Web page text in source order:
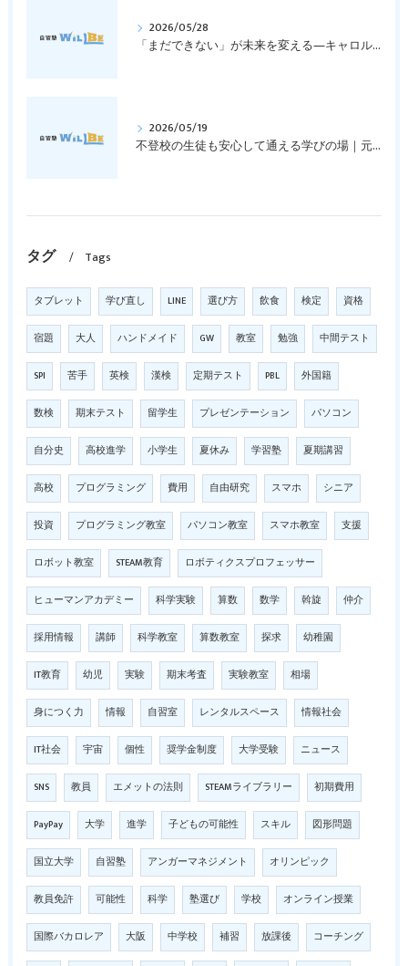
2026/05/28
「まだできない」が未来を変える―キャロル・ドゥエックの成長マインドセットとは？｜元中学高校教員で私立学校の放課後校内塾を経営する西宮・今津の習いごと教室＆自習塾WillBe
2026/05/19
不登校の生徒も安心して通える学びの場｜元中学高校教員で私立学校の放課後校内塾を経営する西宮・今津の習いごと教室＆自習塾WillBe
タグ Tags
タブレット 学び直し LINE 選び方 飲食 検定 資格
宿題 大人 ハンドメイド GW 教室 勉強 中間テスト
SPI 苦手 英検 漢検 定期テスト PBL 外国籍
数検 期末テスト 留学生 プレゼンテーション パソコン
自分史 高校進学 小学生 夏休み 学習塾 夏期講習
高校 プログラミング 費用 自由研究 スマホ シニア
投資 プログラミング教室 パソコン教室 スマホ教室 支援
ロボット教室 STEAM教育 ロボティクスプロフェッサー
ヒューマンアカデミー 科学実験 算数 数学 斡旋 仲介
採用情報 講師 科学教室 算数教室 探求 幼稚園
IT教育 幼児 実験 期末考査 実験教室 相場
身につく力 情報 自習室 レンタルスペース 情報社会
IT社会 宇宙 個性 奨学金制度 大学受験 ニュース
SNS 教員 エメットの法則 STEAMライブラリー 初期費用
PayPay 大学 進学 子どもの可能性 スキル 図形問題
国立大学 自習塾 アンガーマネジメント オリンピック
教員免許 可能性 科学 塾選び 学校 オンライン授業
国際バカロレア 大阪 中学校 補習 放課後 コーチング